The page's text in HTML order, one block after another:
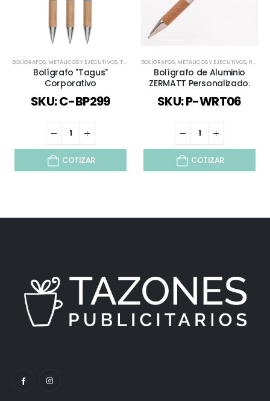
BOLÍGRAFOS, METÁLICOS Y EJECUTIVOS,TODOS
Bolígrafo "Tagus"
Corporativo
SKU: C-BP299
COTIZAR
BOLÍGRAFOS, METÁLICOS Y EJECUTIVOS, REGALOS PREMIUM
Bolígrafo de Aluminio
ZERMATT Personalizado.
SKU: P-WRT06
COTIZAR